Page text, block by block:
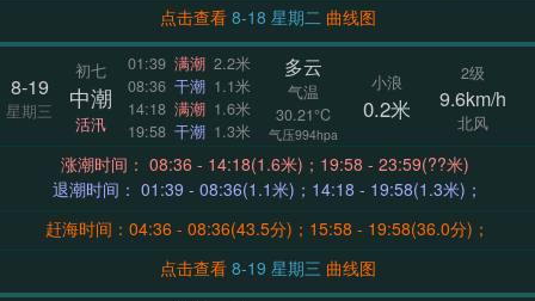
点击查看
8-18 星期二 曲线图
8-19
星期三
初七
中潮
活汛
01:39 满潮 2.2米
08:36 干潮 1.1米
14:18 满潮 1.6米
19:58 干潮 1.3米
多云
气温
30.21°C
气压994hpa
小浪
0.2米
2级
9.6km/h
北风
涨潮时间： 08:36 - 14:18(1.6米)；19:58 - 23:59(??米)
退潮时间： 01:39 - 08:36(1.1米)；14:18 - 19:58(1.3米)；
赶海时间：04:36 - 08:36(43.5分)；15:58 - 19:58(36.0分)；
点击查看
8-19 星期三 曲线图